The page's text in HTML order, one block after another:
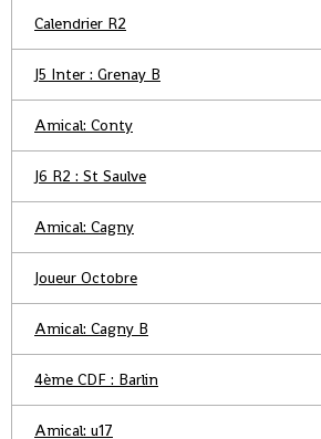
Calendrier R2
J5 Inter : Grenay B
Amical: Conty
J6 R2 : St Saulve
Amical: Cagny
Joueur Octobre
Amical: Cagny B
4ème CDF : Barlin
Amical: u17